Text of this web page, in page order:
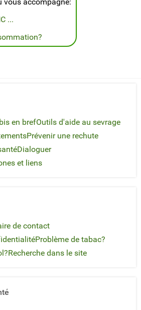
...
en brefOutils d'aide au sevrage
Prévenir une rechute
Dialoguer
et liens
de contact
Problème de tabac?
Recherche dans le site